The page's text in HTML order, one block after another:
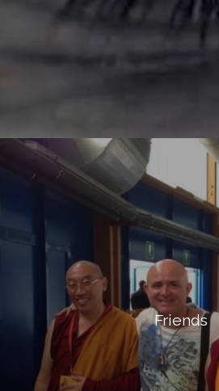
Friends